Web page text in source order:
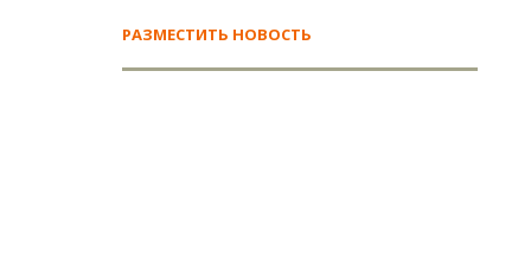
РАЗМЕСТИТЬ НОВОСТЬ